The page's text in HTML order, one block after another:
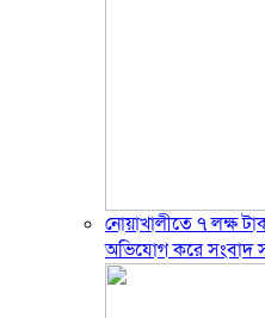
নোয়াখালীতে ৭ লক্ষ
অভিযোগ করে সংবাদ